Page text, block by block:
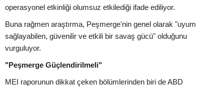
operasyonel etkinliği olumsuz etkilediği ifade ediliyor.
Buna rağmen araştırma, Peşmerge'nin genel olarak "uyum
sağlayabilen, güvenilir ve etkili bir savaş gücü" olduğunu
vurguluyor.
"Peşmerge Güçlendirilmeli"
MEI raporunun dikkat çeken bölümlerinden biri de ABD